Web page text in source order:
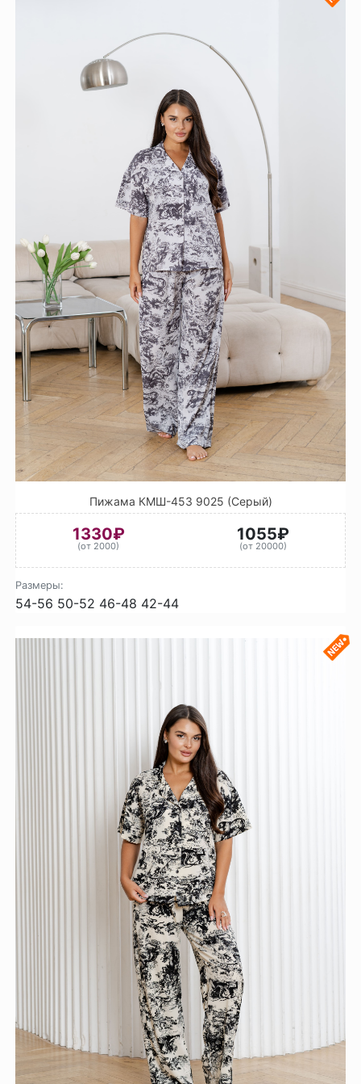
Пижама КМШ-453 9025 (Серый)
1330₽
(от 2000)
1055₽
(от 20000)
Размеры:
54-56 50-52 46-48 42-44